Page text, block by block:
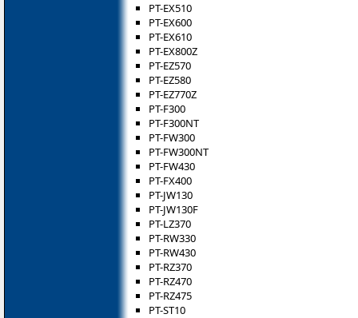
PT-EX510
PT-EX600
PT-EX610
PT-EX800Z
PT-EZ570
PT-EZ580
PT-EZ770Z
PT-F300
PT-F300NT
PT-FW300
PT-FW300NT
PT-FW430
PT-FX400
PT-JW130
PT-JW130F
PT-LZ370
PT-RW330
PT-RW430
PT-RZ370
PT-RZ470
PT-RZ475
PT-ST10